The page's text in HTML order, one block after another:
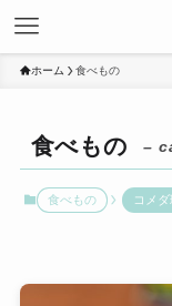
ホーム 食べもの
食べもの –
食べもの コメ